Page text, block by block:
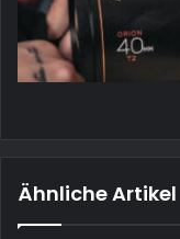
Ähnliche Artikel